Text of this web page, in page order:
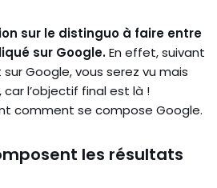
sur le distinguo à faire entre
sur Google.En effet, suivant
Google, vous serez vu mais
l’objectif final est là !
comment se compose Google.
les résultats